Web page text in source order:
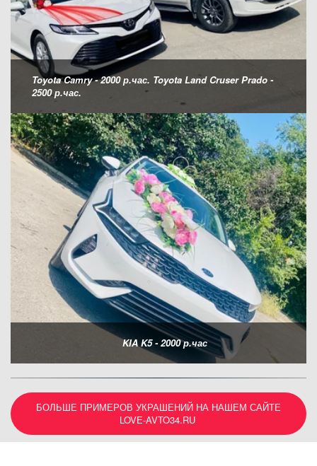
Toyota Camry - 2000 р.час. Toyota Land Cruser Prado -
2500 р.час.
KIA K5 - 2000 р.час
БОЛЬШЕ ПРИМЕРОВ УКРАШЕНИЙ НА НАШЕМ САЙТЕ
LOVE-AVTO34.RU